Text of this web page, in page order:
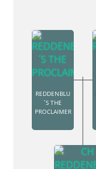
REDDENBLU
´S THE
PROCLAIMER